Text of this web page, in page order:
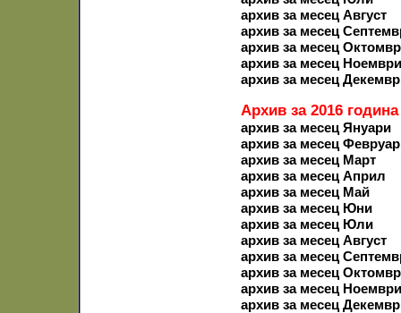
архив за месец Август
архив за месец
архив за месец
архив за месец Ноември
архив за месец
Архив за 2016 година
архив за месец Януари
архив за месец
архив за месец Март
архив за месец Април
архив за месец Май
архив за месец Юни
архив за месец Юли
архив за месец Август
архив за месец
архив за месец
архив за месец Ноември
архив за месец